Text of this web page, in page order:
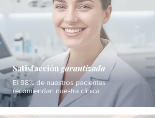
Satisfacción garantizada
El 98% de nuestros pacientes
recomiendan nuestra clínica